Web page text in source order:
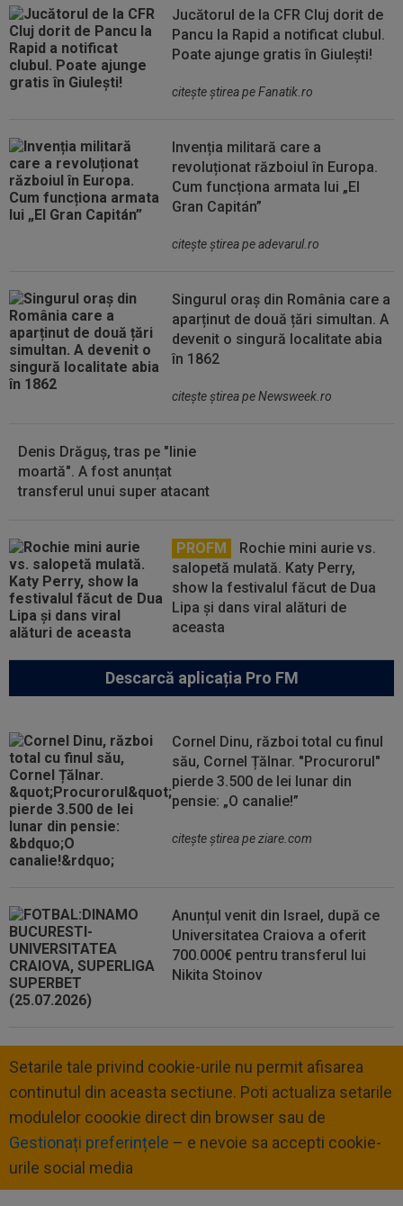
Jucătorul de la CFR Cluj dorit de
Pancu la Rapid a notificat clubul.
Poate ajunge gratis în Giulești!
citeşte ştirea pe Fanatik.ro
Invenția militară care a
revoluționat războiul în Europa.
Cum funcționa armata lui „El
Gran Capitán”
citeşte ştirea pe adevarul.ro
Singurul oraș din România care a
aparținut de două țări simultan. A
devenit o singură localitate abia
în 1862
citeşte ştirea pe Newsweek.ro
Denis Drăguș, tras pe "linie
moartă". A fost anunțat
transferul unui super atacant
PROFM
Rochie mini aurie vs.
salopetă mulată. Katy Perry,
show la festivalul făcut de Dua
Lipa și dans viral alături de
aceasta
Descarcă aplicația Pro FM
Cornel Dinu, război total cu finul
său, Cornel Țălnar. "Procurorul"
pierde 3.500 de lei lunar din
pensie: „O canalie!”
citeşte ştirea pe ziare.com
Anunțul venit din Israel, după ce
Universitatea Craiova a oferit
700.000€ pentru transferul lui
Nikita Stoinov
Setarile tale privind cookie-urile nu permit afisarea
continutul din aceasta sectiune. Poti actualiza setarile
modulelor coookie direct din browser sau de
Gestionați preferințele – e nevoie sa accepti cookie-
urile social media